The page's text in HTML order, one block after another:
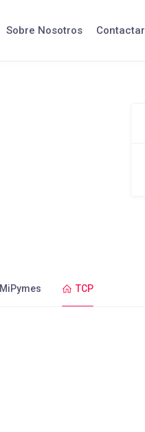
Sobre Nosotros Contactar
MiPymes TCP